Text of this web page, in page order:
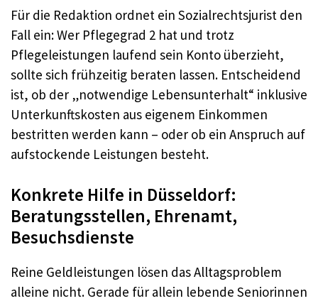
Für die Redaktion ordnet ein Sozialrechtsjurist den
Fall ein: Wer Pflegegrad 2 hat und trotz
Pflegeleistungen laufend sein Konto überzieht,
sollte sich frühzeitig beraten lassen. Entscheidend
ist, ob der „notwendige Lebensunterhalt“ inklusive
Unterkunftskosten aus eigenem Einkommen
bestritten werden kann – oder ob ein Anspruch auf
aufstockende Leistungen besteht.
Konkrete Hilfe in Düsseldorf:
Beratungsstellen, Ehrenamt,
Besuchsdienste
Reine Geldleistungen lösen das Alltagsproblem
alleine nicht. Gerade für allein lebende Seniorinnen